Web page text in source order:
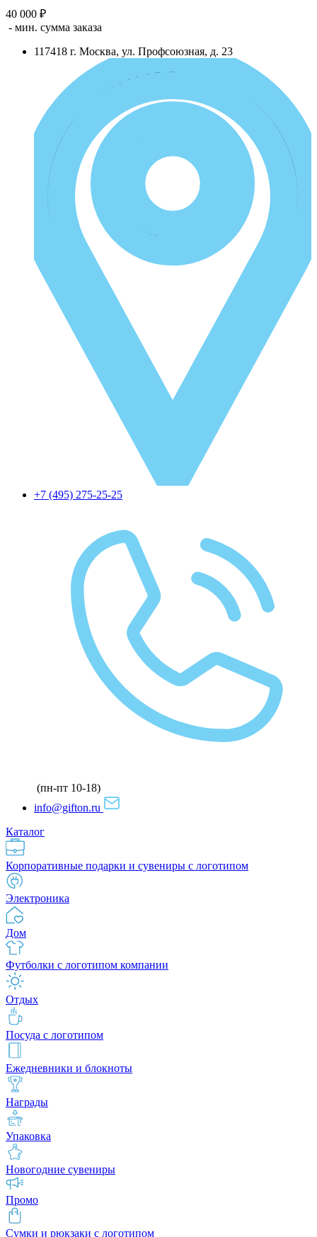
40 000 ₽
- мин. сумма заказа
117418 г. Москва, ул. Профсоюзная, д. 23
+7 (495) 275-25-25
(пн-пт 10-18)
info@gifton.ru
Каталог
Корпоративные подарки и сувениры с логотипом
Электроника
Дом
Футболки с логотипом компании
Отдых
Посуда с логотипом
Ежедневники и блокноты
Награды
Упаковка
Новогодние сувениры
Промо
Сумки и рюкзаки с логотипом